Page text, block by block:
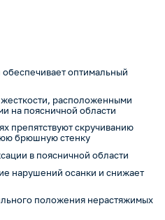
оптимальный
расположенными
на поясничной области
препятствуют скручиванию
брюшную стенку
в поясничной области
нарушений осанки и снижает
положения нерастяжимых